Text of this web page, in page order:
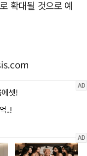
확대될 것으로 예